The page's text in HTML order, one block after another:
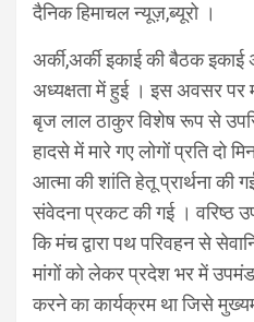
दैनिक हिमाचल न्यूज़,ब्यूरो ।
अर्की,अर्की इकाई की बैठक इकाई
अध्यक्षता में हुई । इस अवसर पर
बृज लाल ठाकुर विशेष रूप से
हादसे में मारे गए लोगों प्रति दो
आत्मा की शांति हेतू प्रार्थना की
संवेदना प्रकट की गई । वरिष्ठ
कि मंच द्वारा पथ परिवहन से
मांगों को लेकर प्रदेश भर में
करने का कार्यक्रम था जिसे